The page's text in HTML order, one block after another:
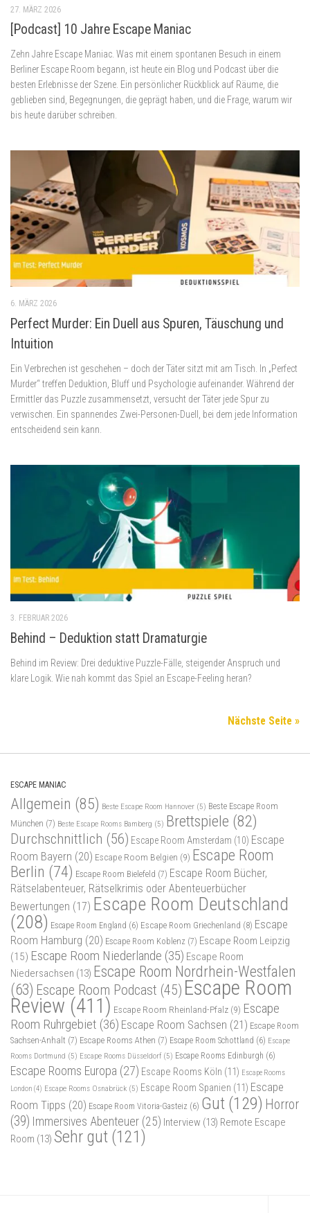
27. MÄRZ 2026
[Podcast] 10 Jahre Escape Maniac
Zehn Jahre Escape Maniac. Was mit einem spontanen Besuch in einem
Berliner Escape Room begann, ist heute ein Blog und Podcast über die
besten Erlebnisse der Szene. Ein persönlicher Rückblick auf Räume, die
geblieben sind, Begegnungen, die geprägt haben, und die Frage, warum wir
bis heute darüber schreiben.
6. MÄRZ 2026
Perfect Murder: Ein Duell aus Spuren, Täuschung und
Intuition
Ein Verbrechen ist geschehen – doch der Täter sitzt mit am Tisch. In „Perfect
Murder“ treffen Deduktion, Bluff und Psychologie aufeinander. Während der
Ermittler das Puzzle zusammensetzt, versucht der Täter jede Spur zu
verwischen. Ein spannendes Zwei-Personen-Duell, bei dem jede Information
entscheidend sein kann.
3. FEBRUAR 2026
Behind – Deduktion statt Dramaturgie
Behind im Review: Drei deduktive Puzzle-Fälle, steigender Anspruch und
klare Logik. Wie nah kommt das Spiel an Escape-Feeling heran?
Nächste Seite »
ESCAPE MANIAC
Allgemein (85) Beste Escape Room Hannover (5) Beste Escape Room
München (7) Beste Escape Rooms Bamberg (5) Brettspiele (82)
Durchschnittlich (56) Escape Room Amsterdam (10) Escape
Room Bayern (20) Escape Room Belgien (9) Escape Room
Berlin (74) Escape Room Bielefeld (7) Escape Room Bücher,
Rätselabenteuer, Rätselkrimis oder Abenteuerbücher
Bewertungen (17) Escape Room Deutschland
(208) Escape Room England (6) Escape Room Griechenland (8) Escape
Room Hamburg (20) Escape Room Koblenz (7) Escape Room Leipzig
(15) Escape Room Niederlande (35) Escape Room
Niedersachsen (13) Escape Room Nordrhein-Westfalen
(63) Escape Room Podcast (45) Escape Room
Review (411) Escape Room Rheinland-Pfalz (9) Escape
Room Ruhrgebiet (36) Escape Room Sachsen (21) Escape Room
Sachsen-Anhalt (7) Escape Rooms Athen (7) Escape Room Schottland (6) Escape
Rooms Dortmund (5) Escape Rooms Düsseldorf (5) Escape Rooms Edinburgh (6)
Escape Rooms Europa (27) Escape Rooms Köln (11) Escape Rooms
London (4) Escape Rooms Osnabrück (5) Escape Room Spanien (11) Escape
Room Tipps (20) Escape Room Vitoria-Gasteiz (6) Gut (129) Horror
(39) Immersives Abenteuer (25) Interview (13) Remote Escape
Room (13) Sehr gut (121)